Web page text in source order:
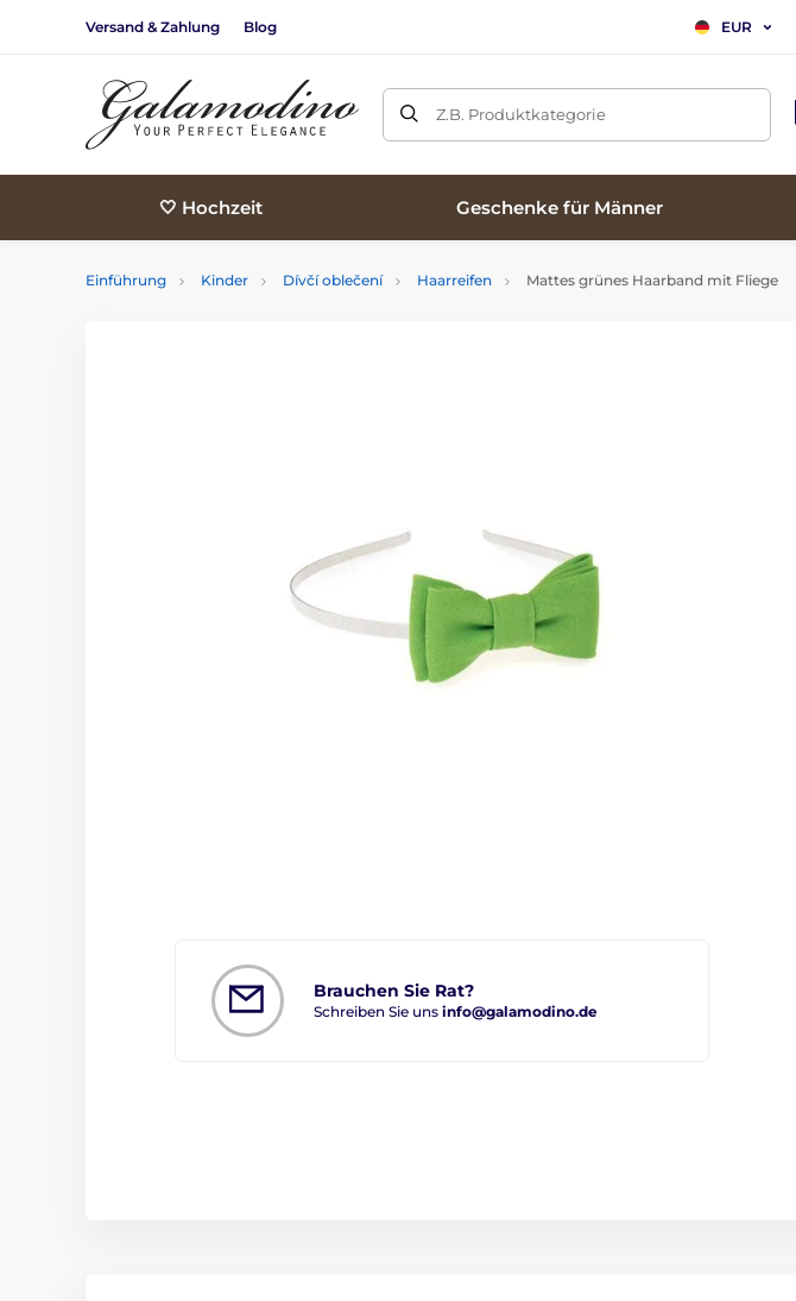
Versand & Zahlung Blog EUR
Z.B. Produktkategorie
🤍 Hochzeit Geschenke für Männer
Einführung Kinder Dívčí oblečení Haarreifen Mattes grünes Haarband mit Fliege
Brauchen Sie Rat?
Schreiben Sie uns info@galamodino.de